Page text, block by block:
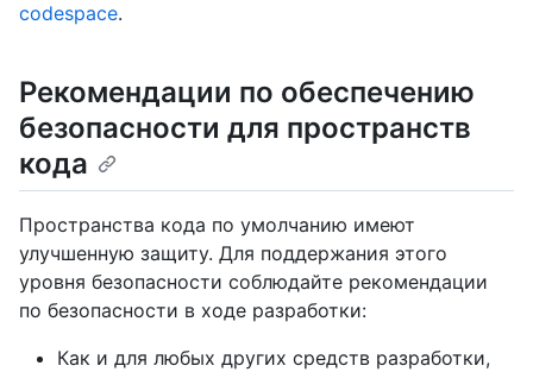
codespace.
Рекомендации по обеспечению
безопасности для пространств
кода
Пространства кода по умолчанию имеют
улучшенную защиту. Для поддержания этого
уровня безопасности соблюдайте рекомендации
по безопасности в ходе разработки:
Как и для любых других средств разработки,